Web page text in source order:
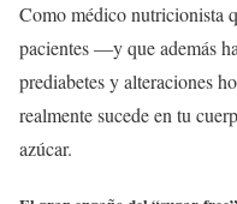
Como médico nutricionista
pacientes —y que además
prediabetes y alteraciones
realmente sucede en tu
azúcar.